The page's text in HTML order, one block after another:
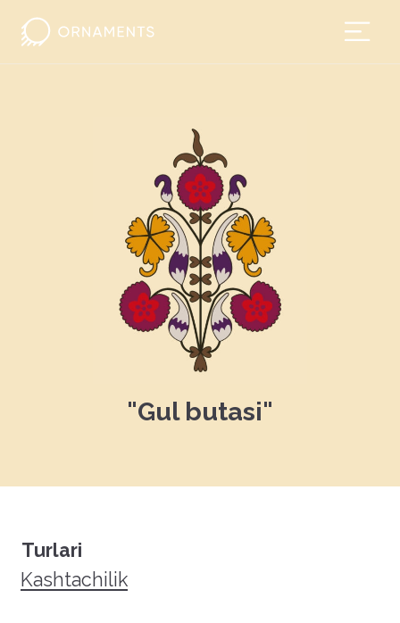
"Gul butasi"
Turlari
Kashtachilik